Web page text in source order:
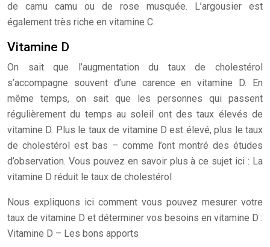
de camu camu ou de rose musquée. L’argousier est
également très riche en vitamine C.
Vitamine D
On sait que l’augmentation du taux de cholestérol
s’accompagne souvent d’une carence en vitamine D. En
même temps, on sait que les personnes qui passent
régulièrement du temps au soleil ont des taux élevés de
vitamine D. Plus le taux de vitamine D est élevé, plus le taux
de cholestérol est bas – comme l’ont montré des études
d’observation. Vous pouvez en savoir plus à ce sujet ici : La
vitamine D réduit le taux de cholestérol
Nous expliquons ici comment vous pouvez mesurer votre
taux de vitamine D et déterminer vos besoins en vitamine D :
Vitamine D – Les bons apports